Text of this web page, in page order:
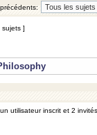
sujets ]
utilisateur inscrit et 2 invités